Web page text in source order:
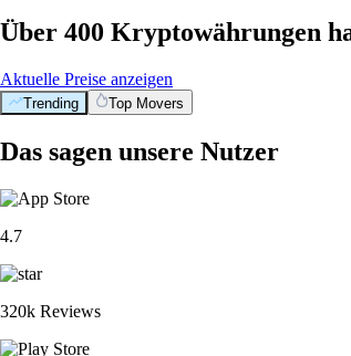
Über 400 Kryptowährungen
Aktuelle Preise anzeigen
Trending Top Movers
Das sagen unsere Nutzer
4.7
320k Reviews